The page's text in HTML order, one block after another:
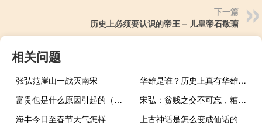
下一篇
历史上必须要认识的帝王 – 儿皇帝石敬瑭
相关问题
张弘范崖山一战灭南宋
华雄是谁？历史上真有华雄？华雄是被关羽斩杀？
富贵包是什么原因引起的（富贵包可以刮痧消除吗）
宋弘：贫贱之交不可忘，糟糠之妻不下堂
海丰今日至春节天气怎样
上古神话是怎么变成仙话的